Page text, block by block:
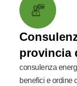
provincia
consulenza
benefici e ordine